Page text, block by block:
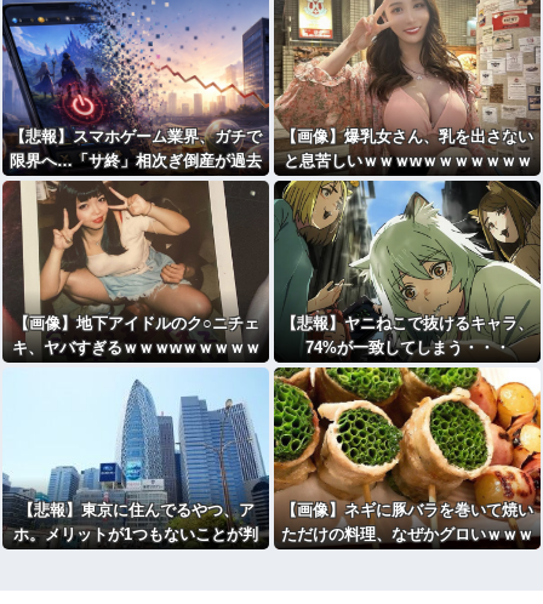
【悲報】スマホゲーム業界、ガチで
限界へ…「サ終」相次ぎ倒産が過去
最多ペース “当たれば一攫千金”の
時代が終わる
【画像】爆乳女さん、乳を出さない
と息苦しいｗｗｗwｗｗｗｗｗｗｗ
ｗ
【画像】地下アイドルのク○ニチェ
キ、ヤバすぎるｗｗｗwｗｗｗｗｗ
ｗｗｗ
【悲報】ヤニねこで抜けるキャラ、
74%が一致してしまう・・・
【悲報】東京に住んでるやつ、ア
ホ。メリットが1つもないことが判
【画像】ネギに豚バラを巻いて焼い
ただけの料理、なぜかグロいｗｗｗ